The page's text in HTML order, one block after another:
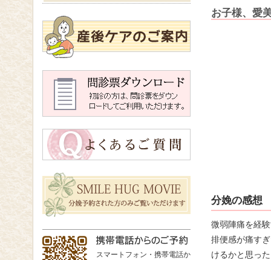
スマートフォン・携帯電話か
お子様、愛
分娩の感想
微弱陣痛を経
排便感が痛す
けるかと思っ